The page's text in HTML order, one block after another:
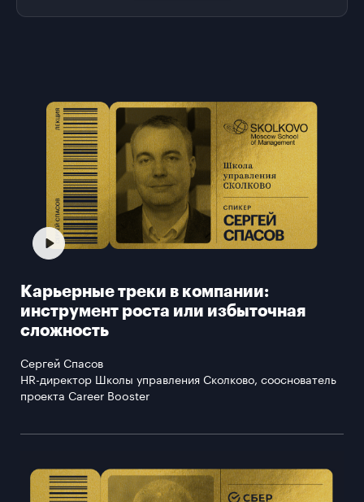
Карьерные треки в компании:
инструмент роста или избыточная
сложность
Сергей Спасов
HR-директор Школы управления Сколково, сооснователь
проекта Career Booster